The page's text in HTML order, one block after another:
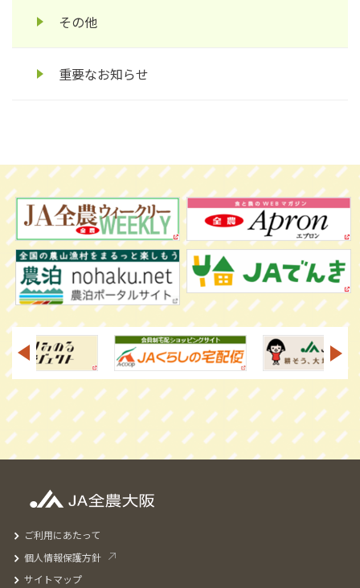
その他
重要なお知らせ
ご利用にあたって
個人情報保護方針
サイトマップ